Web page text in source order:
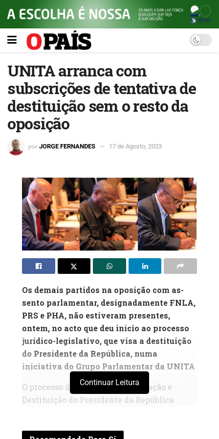
UNITA arranca com
subscrições de tentativa de
destituição sem o resto da
oposição
por JORGE FERNANDES 17 de Agosto, 2023
Os demais partidos na oposição com as-
sento parlamentar, designadamente FNLA,
PRS e PHA, não estiveram presentes,
ontem, no acto que deu início ao processo
jurídico-legislativo, que visa a destituição
do Presidente da República, numa
iniciativa do Grupo Parlamentar da UNITA
O processo de iniciativa de Acusação e
Destituição do Presidente da República
Continuar Leitura